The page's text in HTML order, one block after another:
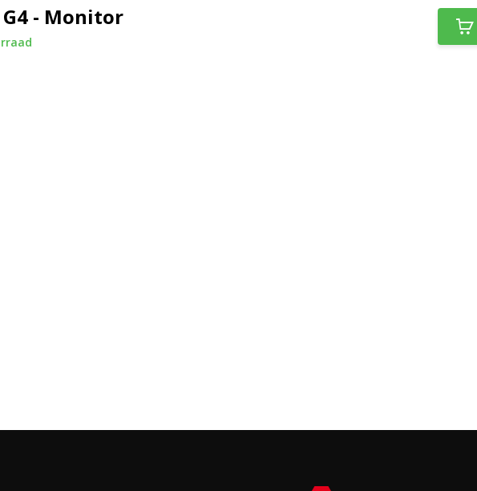
of VGA. De
muis of andere
monitor die
G4 - Monitor